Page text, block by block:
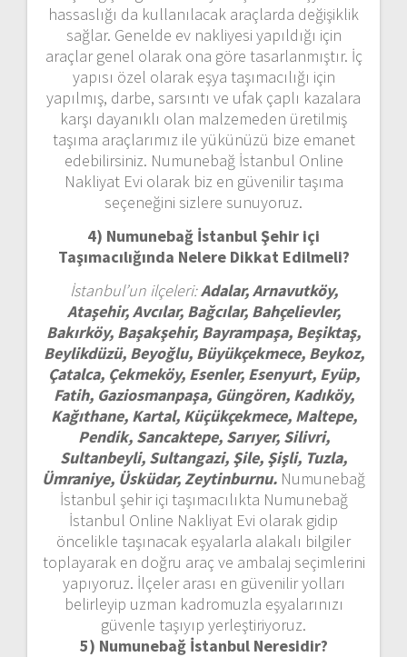
hassaslığı da kullanılacak araçlarda değişiklik
sağlar. Genelde ev nakliyesi yapıldığı için
araçlar genel olarak ona göre tasarlanmıştır. İç
yapısı özel olarak eşya taşımacılığı için
yapılmış, darbe, sarsıntı ve ufak çaplı kazalara
karşı dayanıklı olan malzemeden üretilmiş
taşıma araçlarımız ile yükünüzü bize emanet
edebilirsiniz. Numunebağ İstanbul Online
Nakliyat Evi olarak biz en güvenilir taşıma
seçeneğini sizlere sunuyoruz.
4) Numunebağ İstanbul Şehir içi
Taşımacılığında Nelere Dikkat Edilmeli?
İstanbul’un ilçeleri:Adalar, Arnavutköy,
Ataşehir, Avcılar, Bağcılar, Bahçelievler,
Bakırköy, Başakşehir, Bayrampaşa, Beşiktaş,
Beylikdüzü, Beyoğlu, Büyükçekmece, Beykoz,
Çatalca, Çekmeköy, Esenler, Esenyurt, Eyüp,
Fatih, Gaziosmanpaşa, Güngören, Kadıköy,
Kağıthane, Kartal, Küçükçekmece, Maltepe,
Pendik, Sancaktepe, Sarıyer, Silivri,
Sultanbeyli, Sultangazi, Şile, Şişli, Tuzla,
Ümraniye, Üsküdar, Zeytinburnu. Numunebağ
İstanbul şehir içi taşımacılıkta Numunebağ
İstanbul Online Nakliyat Evi olarak gidip
öncelikle taşınacak eşyalarla alakalı bilgiler
toplayarak en doğru araç ve ambalaj seçimlerini
yapıyoruz. İlçeler arası en güvenilir yolları
belirleyip uzman kadromuzla eşyalarınızı
güvenle taşıyıp yerleştiriyoruz.
5) Numunebağ İstanbul Neresidir?